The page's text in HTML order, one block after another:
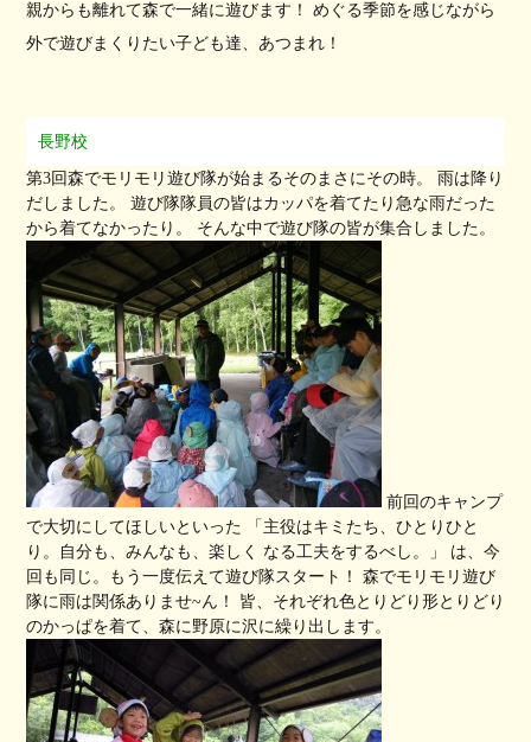
親からも離れて森で一緒に遊びます！ めぐる季節を感じながら
外で遊びまくりたい子ども達、あつまれ！
長野校
第3回森でモリモリ遊び隊が始まるそのまさにその時。 雨は降り
だしました。 遊び隊隊員の皆はカッパを着てたり急な雨だった
から着てなかったり。 そんな中で遊び隊の皆が集合しました。
前回のキャンプ
で大切にしてほしいといった 「主役はキミたち、ひとりひと
り。自分も、みんなも、楽しく なる工夫をするべし。」 は、今
回も同じ。もう一度伝えて遊び隊スタート！ 森でモリモリ遊び
隊に雨は関係ありませ~ん！ 皆、それぞれ色とりどり形とりどり
のかっぱを着て、森に野原に沢に繰り出します。